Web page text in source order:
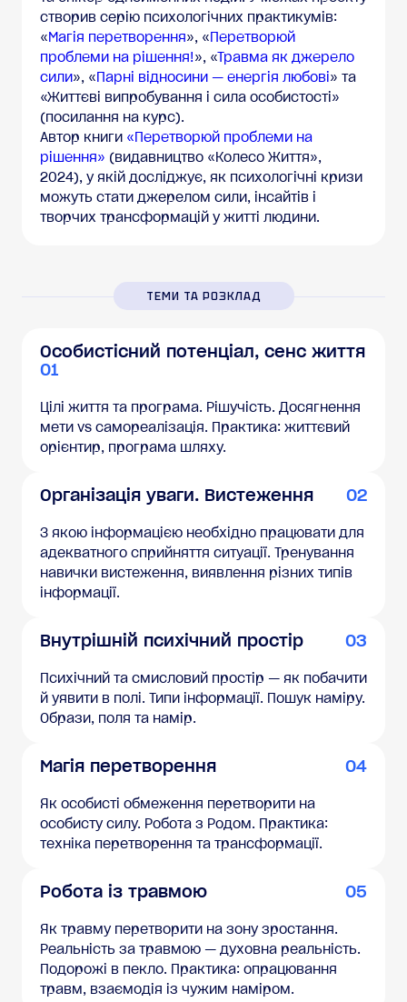
створив серію психологічних практикумів:
«Магія перетворення», «Перетворюй
проблеми на рішення!», «Травма як джерело
сили», «Парні відносини — енергія любові» та
«Життєві випробування і сила особистості»
(посилання на курс).
Автор книги «Перетворюй проблеми на
рішення» (видавництво «Колесо Життя»,
2024), у якій досліджує, як психологічні кризи
можуть стати джерелом сили, інсайтів і
творчих трансформацій у житті людини.
ТЕМИ ТА РОЗКЛАД
Особистісний потенціал, сенс життя
01
Цілі життя та програма. Рішучість. Досягнення
мети vs самореалізація. Практика: життєвий
орієнтир, програма шляху.
Організація уваги. Вистеження 02
З якою інформацією необхідно працювати для
адекватного сприйняття ситуації. Тренування
навички вистеження, виявлення різних типів
інформації.
Внутрішній психічний простір 03
Психічний та смисловий простір — як побачити
й уявити в полі. Типи інформації. Пошук наміру.
Образи, поля та намір.
Магія перетворення 04
Як особисті обмеження перетворити на
особисту силу. Робота з Родом. Практика:
техніка перетворення та трансформації.
Робота із травмою 05
Як травму перетворити на зону зростання.
Реальність за травмою — духовна реальність.
Подорожі в пекло. Практика: опрацювання
травм, взаємодія із чужим наміром.